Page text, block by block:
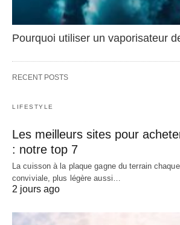
Pourquoi utiliser un vaporisateur
RECENT POSTS
LIFESTYLE
Les meilleurs sites pour
: notre top 7
La cuisson à la plaque gagne du terrain
conviviale, plus légère aussi…
2 jours ago